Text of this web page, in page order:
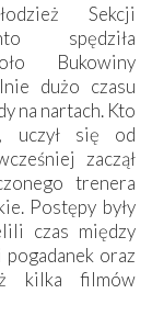
Sekcji
spędziła
Bukowiny
dużo czasu
na nartach. Kto
uczył się od
zaczął
trenera
Postępy były
czas między
oraz
kilka filmów